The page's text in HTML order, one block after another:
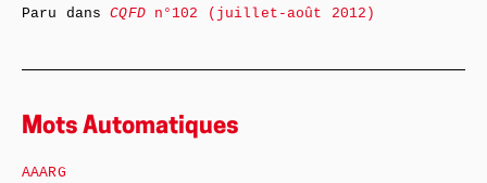
Paru dansCQFDn°102 (juillet-août 2012)
Mots Automatiques
AAARG